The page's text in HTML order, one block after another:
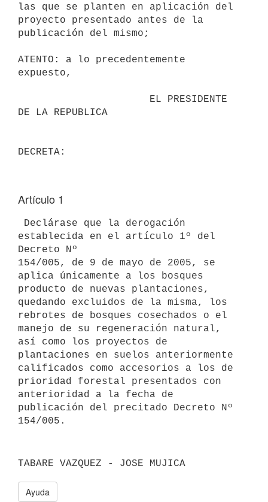
las que se planten en aplicación del
proyecto presentado antes de la
publicación del mismo;
ATENTO: a lo precedentemente
expuesto,
DE LA REPUBLICA
Artículo 1
establecida en el artículo 1º del
Decreto Nº
154/005, de 9 de mayo de 2005, se
aplica únicamente a los bosques
producto de nuevas plantaciones,
quedando excluidos de la misma, los
rebrotes de bosques cosechados o el
manejo de su regeneración natural,
así como los proyectos de
plantaciones en suelos anteriormente
calificados como accesorios a los de
prioridad forestal presentados con
anterioridad a la fecha de
publicación del precitado Decreto Nº
Ayuda